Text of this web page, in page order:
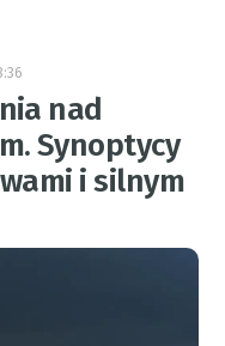
nad
Synoptycy
i silnym